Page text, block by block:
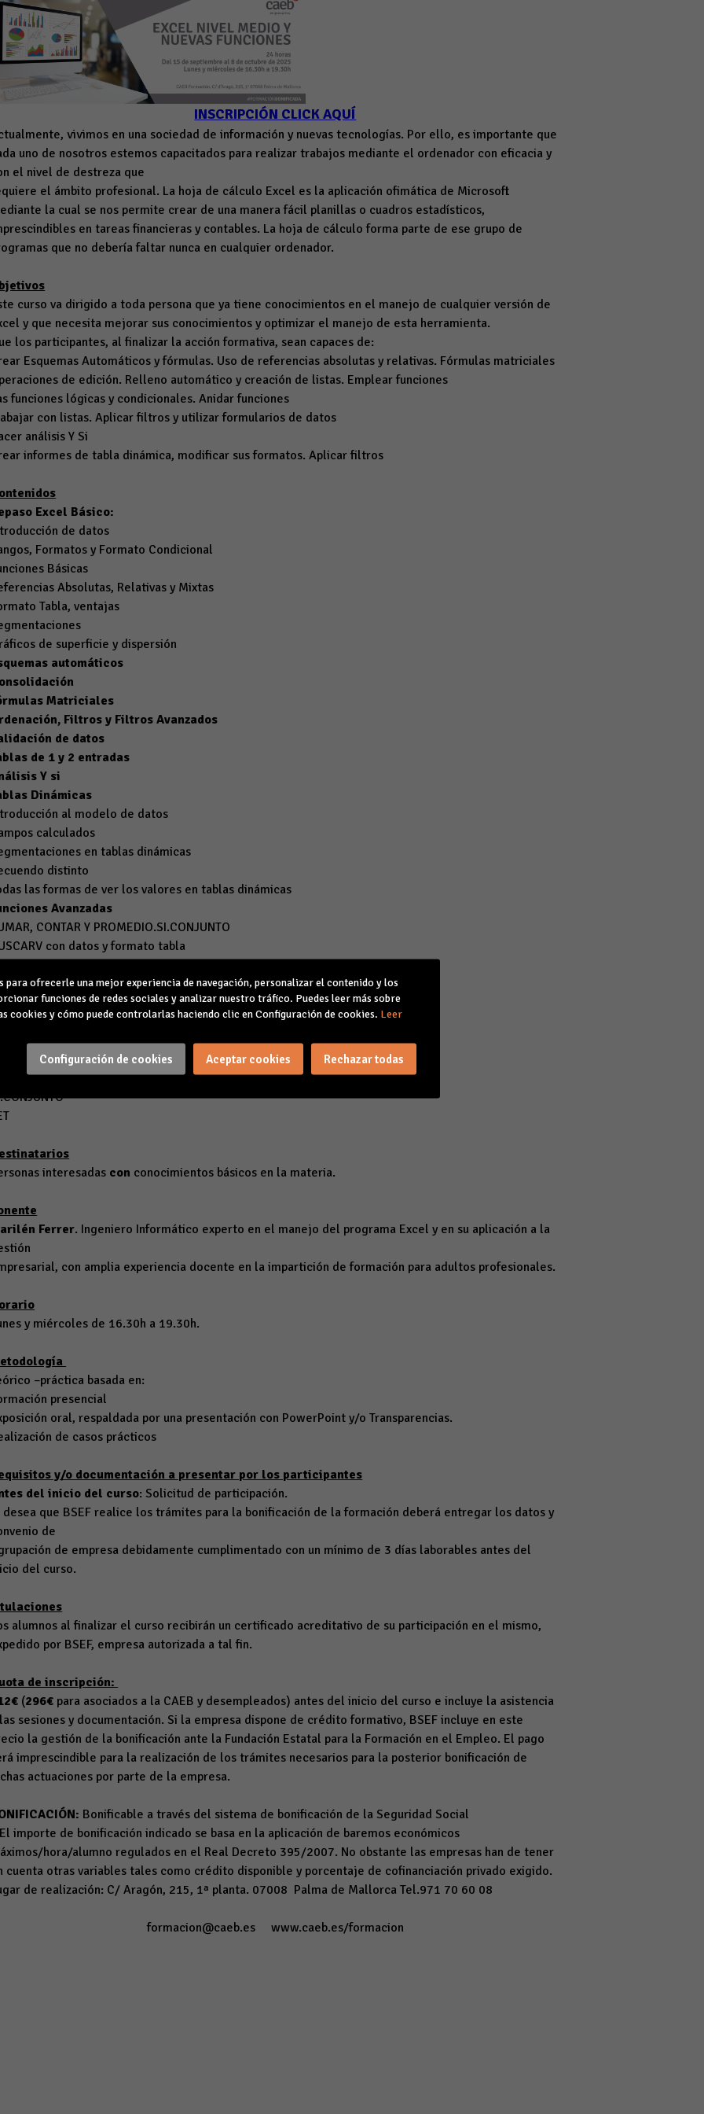
INSCRIPCIÓN CLICK AQUÍ
vivimos en una sociedad de información y nuevas tecnologías. Por ello, es importante que
uno de nosotros estemos capacitados para realizar trabajos mediante el ordenador con eficacia y
el nivel de destreza que
el ámbito profesional. La hoja de cálculo Excel es la aplicación ofimática de Microsoft
la cual se nos permite crear de una manera fácil planillas o cuadros estadísticos,
en tareas financieras y contables. La hoja de cálculo forma parte de ese grupo de
que no debería faltar nunca en cualquier ordenador.
curso va dirigido a toda persona que ya tiene conocimientos en el manejo de cualquier versión de
y que necesita mejorar sus conocimientos y optimizar el manejo de esta herramienta.
los participantes, al finalizar la acción formativa, sean capaces de:
Esquemas Automáticos y fórmulas. Uso de referencias absolutas y relativas. Fórmulas matriciales
de edición. Relleno automático y creación de listas. Emplear funciones
funciones lógicas y condicionales. Anidar funciones
con listas. Aplicar filtros y utilizar formularios de datos
análisis Y Si
informes de tabla dinámica, modificar sus formatos. Aplicar filtros
Excel Básico:
de datos
Formatos y Formato Condicional
Básicas
Absolutas, Relativas y Mixtas
Tabla, ventajas
de superficie y dispersión
automáticos
Matriciales
Filtros y Filtros Avanzados
de datos
de 1 y 2 entradas
Y si
Dinámicas
al modelo de datos
calculados
en tablas dinámicas
distinto
las formas de ver los valores en tablas dinámicas
Avanzadas
CONTAR Y PROMEDIO.SI.CONJUNTO
con datos y formato tabla
Lógicas SI,SI(Y()), SI(O())
de fecha y hora DIASEM, DIAS.LAB
recientemente incorporadas
con datos y con formato tabla
interesadas con conocimientos básicos en la materia.
Ferrer. Ingeniero Informático experto en el manejo del programa Excel y en su aplicación a la
con amplia experiencia docente en la impartición de formación para adultos profesionales.
y miércoles de 16.30h a 19.30h.
–práctica basada en:
presencial
oral, respaldada por una presentación con PowerPoint y/o Transparencias.
de casos prácticos
y/o documentación a presentar por los participantes
del inicio del curso: Solicitud de participación.
desea que BSEF realice los trámites para la bonificación de la formación deberá entregar los datos y
de
de empresa debidamente cumplimentado con un mínimo de 3 días laborables antes del
del curso.
alumnos al finalizar el curso recibirán un certificado acreditativo de su participación en el mismo,
por BSEF, empresa autorizada a tal fin.
de inscripción:
(296€ para asociados a la CAEB y desempleados) antes del inicio del curso e incluye la asistencia
sesiones y documentación. Si la empresa dispone de crédito formativo, BSEF incluye en este
la gestión de la bonificación ante la Fundación Estatal para la Formación en el Empleo. El pago
imprescindible para la realización de los trámites necesarios para la posterior bonificación de
actuaciones por parte de la empresa.
Bonificable a través del sistema de bonificación de la Seguridad Social
importe de bonificación indicado se basa en la aplicación de baremos económicos
hora/alumno regulados en el Real Decreto 395/2007. No obstante las empresas han de tener
cuenta otras variables tales como crédito disponible y porcentaje de cofinanciación privado exigido.
de realización: C/ Aragón, 215, 1ª planta. 07008 Palma de Mallorca Tel.971 70 60 08
formacion@caeb.es www.caeb.es/formacion
para ofrecerle una mejor experiencia de navegación, personalizar el contenido y los
funciones de redes sociales y analizar nuestro tráfico. Puedes leer más sobre
cookies y cómo puede controlarlas haciendo clic en Configuración de cookies. Leer
Configuración de cookies Aceptar cookies Rechazar todas